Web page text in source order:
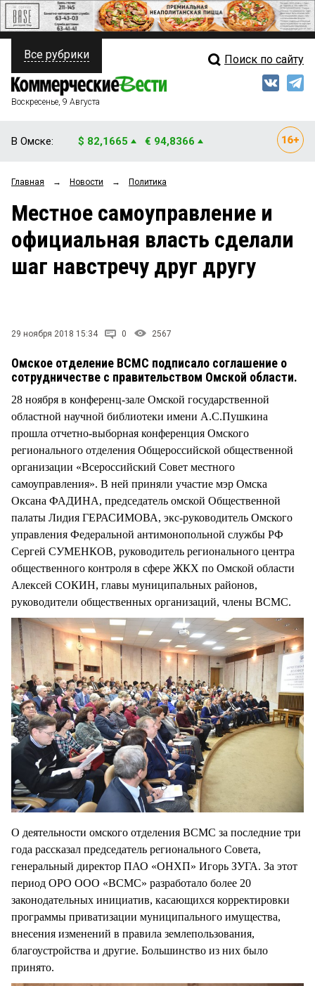
ПОЛИТИКА
ФИНАНСЫ
ОБЩЕСТВО
ЗАКОН
НОВОСТИ КОМПАНИЙ
Свежий выпуск
Рейтинги
Блоги
Архив
Все рубрики Поиск по сайту
Воскресенье, 9 Августа
В Омске: $ 82,1665 € 94,8366
Главная → Новости → Политика
Местное самоуправление и
официальная власть сделали
шаг навстречу друг другу
29 ноября 2018 15:34 0 2567
Омское отделение ВСМС подписало соглашение о
сотрудничестве с правительством Омской области.
28 ноября в конференц-зале Омской государственной
областной научной библиотеки имени А.С.Пушкина
прошла отчетно-выборная конференция Омского
регионального отделения Общероссийской общественной
организации «Всероссийский Совет местного
самоуправления». В ней приняли участие мэр Омска
Оксана ФАДИНА, председатель омской Общественной
палаты Лидия ГЕРАСИМОВА, экс-руководитель Омского
управления Федеральной антимонопольной службы РФ
Сергей СУМЕНКОВ, руководитель регионального центра
общественного контроля в сфере ЖКХ по Омской области
Алексей СОКИН, главы муниципальных районов,
руководители общественных организаций, члены ВСМС.
О деятельности омского отделения ВСМС за последние три
года рассказал председатель регионального Совета,
генеральный директор ПАО «ОНХП» Игорь ЗУГА. За этот
период ОРО ООО «ВСМС» разработало более 20
законодательных инициатив, касающихся корректировки
программы приватизации муниципального имущества,
внесения изменений в правила землепользования,
благоустройства и другие. Большинство из них было
принято.